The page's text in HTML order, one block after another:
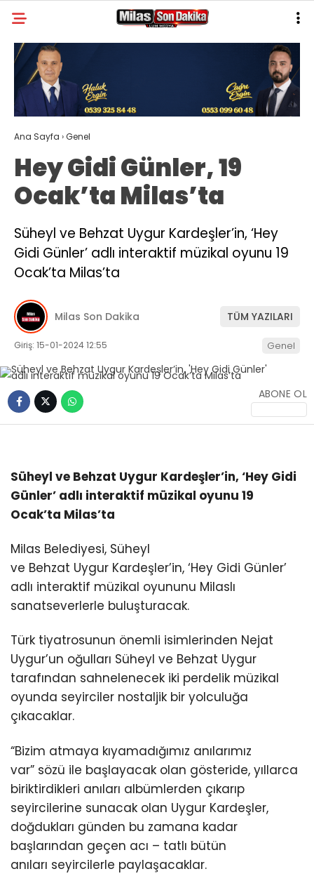
WhatsApp
Instagram
Youtube
30.4
GALERİ
MILAS
MUĞLA’DAN
ASAYIŞ
GÜNDEM
EKONOMI
SPOR
GENEL
İLETIŞIM
KÜNYE
Ana Sayfa ›Genel
Hey Gidi Günler, 19
Ocak’ta Milas’ta
Süheyl ve Behzat Uygur Kardeşler’in, ‘Hey
Gidi Günler’ adlı interaktif müzikal oyunu 19
Ocak’ta Milas’ta
Milas Son Dakika TÜM YAZILARI
Giriş: 15-01-2024 12:55 Genel
ABONE OL
Süheyl ve Behzat Uygur Kardeşler’in, ‘Hey Gidi
Günler’ adlı interaktif müzikal oyunu 19
Ocak’ta Milas’ta
Milas Belediyesi, Süheyl
ve Behzat Uygur Kardeşler’in, ‘Hey Gidi Günler’
adlı interaktif müzikal oyununu Milaslı
sanatseverlerle buluşturacak.
Türk tiyatrosunun önemli isimlerinden Nejat
Uygur’un oğulları Süheyl ve Behzat Uygur
tarafından sahnelenecek iki perdelik müzikal
oyunda seyirciler nostaljik bir yolculuğa
çıkacaklar.
“Bizim atmaya kıyamadığımız anılarımız
var” sözü ile başlayacak olan gösteride, yıllarca
biriktirdikleri anıları albümlerden çıkarıp
seyircilerine sunacak olan Uygur Kardeşler,
doğdukları günden bu zamana kadar
başlarından geçen acı – tatlı bütün
anıları seyircilerle paylaşacaklar.